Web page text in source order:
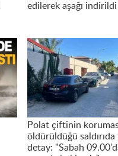
edilerek aşağı indirildi
Polat çiftinin
öldürüldüğü saldırıda
detay: "Sabah